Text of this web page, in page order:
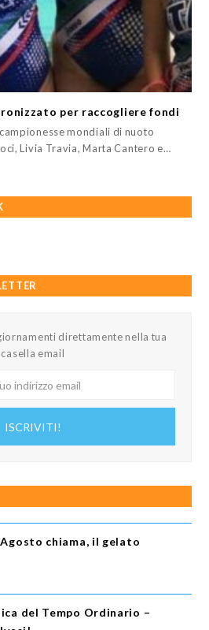
per raccogliere fondi
mondiali di nuoto
Livia Travia, Marta Cantero e…
direttamente nella tua
casella email
ISCRIVITI!
chiama, il gelato
del Tempo Ordinario –